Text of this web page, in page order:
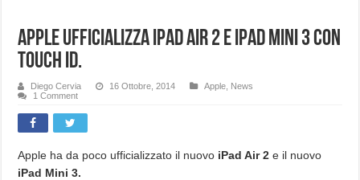
Apple ufficializza iPad Air 2 e iPad Mini 3 con
Touch ID.
Diego Cervia 16 Ottobre, 2014 Apple News
1 Comment
Apple ha da poco ufficializzato il nuovo iPad Air 2 e il nuovo
iPad Mini 3.